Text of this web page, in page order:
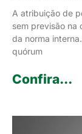
A atribuição de
sem previsão na
da norma
quórum
Confira...